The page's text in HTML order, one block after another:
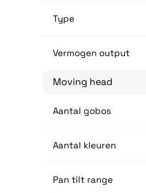
Type
Vermogen output
Moving head
Aantal gobos
Aantal kleuren
Pan tilt range